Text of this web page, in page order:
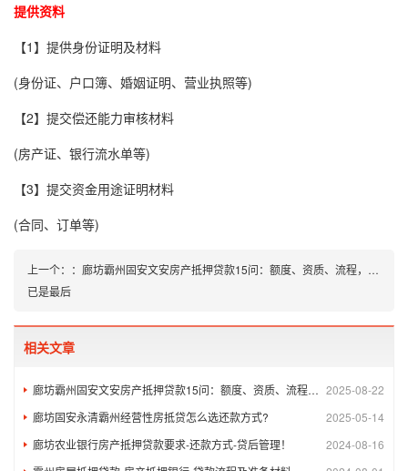
提供资料
【1】提供身份证明及材料
(身份证、户口簿、婚姻证明、营业执照等)
【2】提交偿还能力审核材料
(房产证、银行流水单等)
【3】提交资金用途证明材料
(合同、订单等)
上一个： ： 廊坊霸州固安文安房产抵押贷款15问：额度、资质、流程，你关心的都在这
已是最后
相关文章
2025-08-22
廊坊霸州固安文安房产抵押贷款15问：额度、资质、流程，你关心的都在这
2025-05-14
廊坊固安永清霸州经营性房抵贷怎么选还款方式?
2024-08-16
廊坊农业银行房产抵押贷款要求-还款方式-贷后管理！